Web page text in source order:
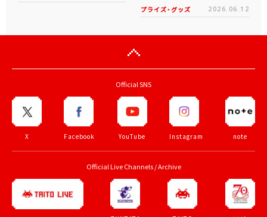
プライズ・グッズ 2026.06.12
Official SNS
X Facebook YouTube Instagram note
Official Live Channels / Archive